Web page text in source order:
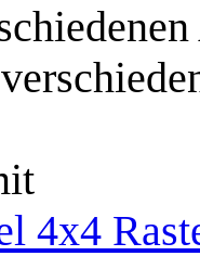
4x4